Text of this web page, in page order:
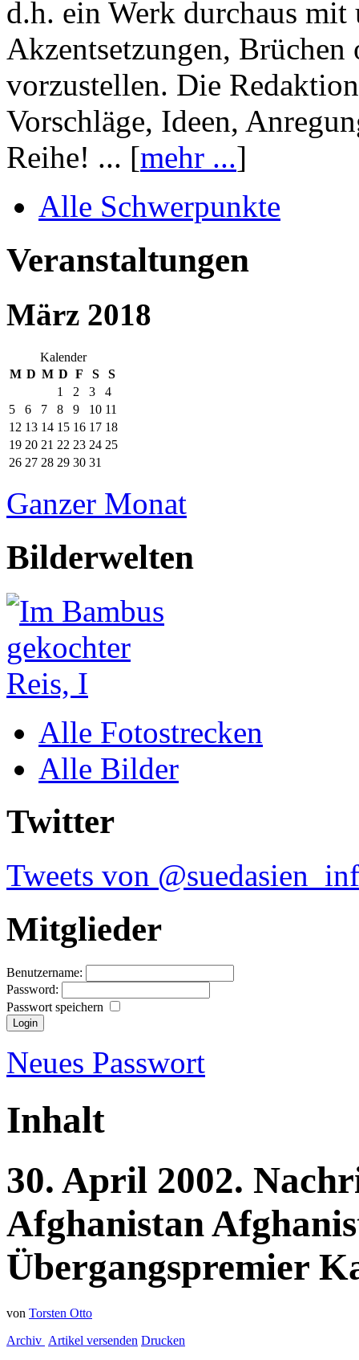
d.h. ein Werk durchaus mit
Akzentsetzungen, Brüchen
vorzustellen. Die
Vorschläge, Ideen,
Reihe! ... [mehr ...]
Alle Schwerpunkte
Veranstaltungen
März 2018
Kalender
M D M D F S
S
1
2 3
4
5
6 7 8 9 10 11
12 13 14 15 16 17 18
19 20 21 22 23 24 25
26 27 28 29 30 31
Ganzer Monat
Bilderwelten
Alle Fotostrecken
Alle Bilder
Twitter
Tweets von
Mitglieder
Benutzername:
Password:
Passwort speichern
Neues Passwort
Inhalt
30. April 2002.
Afghanistan
Übergangspremier
von Torsten Otto
Archiv Artikel versenden Drucken